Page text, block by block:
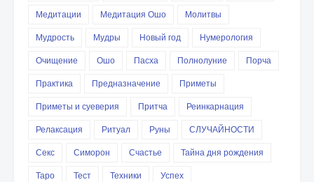
Медитации
Медитация Ошо
Молитвы
Мудрость
Мудры Новый год
Нумерология
Очищение
Ошо Пасха Полнолуние
Порча
Практика
Предназначение
Приметы
Приметы и суеверия
Притча
Реинкарнация
Релаксация
Ритуал Руны
СЛУЧАЙНОСТИ
Секс
Симорон Счастье
Тайна дня рождения
Таро
Тест Техники
Успех